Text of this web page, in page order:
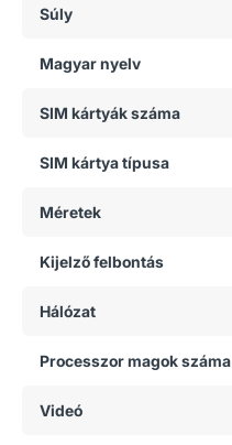
Súly
Magyar nyelv
SIM kártyák száma
SIM kártya típusa
Méretek
Kijelző felbontás
Hálózat
Processzor magok száma
Videó